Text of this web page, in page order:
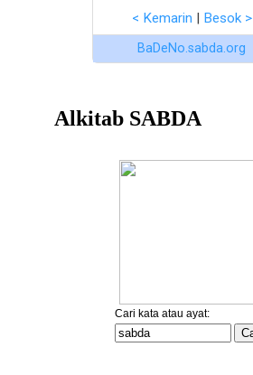
< Kemarin | Besok >
BaDeNo.sabda.org